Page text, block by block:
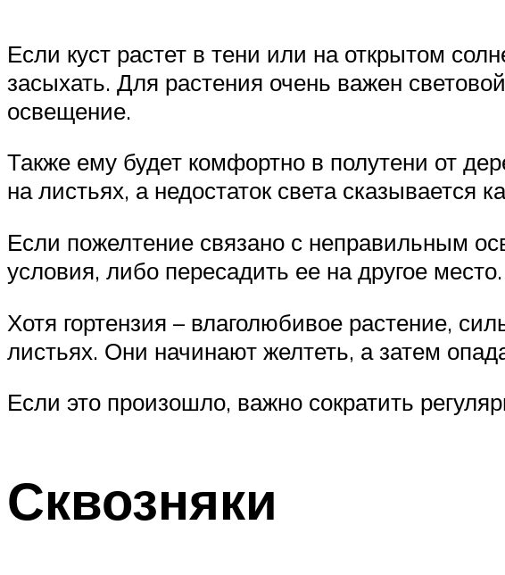
Если куст растет в тени или на открытом
засыхать. Для растения очень важен
освещение.
Также ему будет комфортно в полутени от
на листьях, а недостаток света сказывается
Если пожелтение связано с неправильным
условия, либо пересадить ее на другое место.
Хотя гортензия – влаголюбивое растение,
листьях. Они начинают желтеть, а затем
Если это произошло, важно сократить
Сквозняки